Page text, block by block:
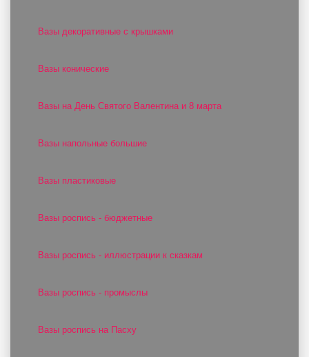
Вазы декоративные с крышками
Вазы конические
Вазы на День Святого Валентина и 8 марта
Вазы напольные большие
Вазы пластиковые
Вазы роспись - бюджетные
Вазы роспись - иллюстрации к сказкам
Вазы роспись - промыслы
Вазы роспись на Пасху